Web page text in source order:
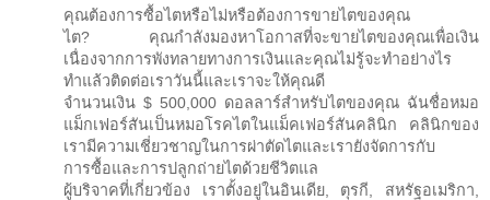
คุณต้องการซื้อไตหรือไม่หรือต้องการขายไตของคุณ
ไต? คุณกำลังมองหาโอกาสที่จะขายไตของคุณเพื่อเงิน
เนื่องจากการพังทลายทางการเงินและคุณไม่รู้จะทำอย่างไร
ทำแล้วติดต่อเราวันนี้และเราจะให้คุณดี
จำนวนเงิน $ 500,000 ดอลลาร์สำหรับไตของคุณ ฉันชื่อหมอ
แม็กเฟอร์สันเป็นหมอโรคไตในแม็คเฟอร์สันคลินิก คลินิกของ
เรามีความเชี่ยวชาญในการผ่าตัดไตและเรายังจัดการกับ
การซื้อและการปลูกถ่ายไตด้วยชีวิตแล
ผู้บริจาคที่เกี่ยวข้อง เราตั้งอยู่ในอินเดีย, ตุรกี, สหรัฐอเมริกา,